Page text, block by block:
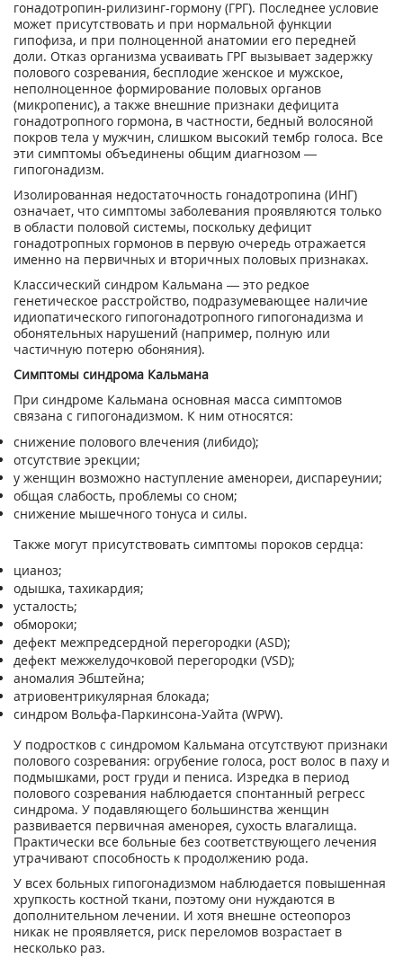
гонадотропин-рилизинг-гормону (ГРГ). Последнее условие
может присутствовать и при нормальной функции
гипофиза, и при полноценной анатомии его передней
доли. Отказ организма усваивать ГРГ вызывает задержку
полового созревания, бесплодие женское и мужское,
неполноценное формирование половых органов
(микропенис), а также внешние признаки дефицита
гонадотропного гормона, в частности, бедный волосяной
покров тела у мужчин, слишком высокий тембр голоса. Все
эти симптомы объединены общим диагнозом —
гипогонадизм.
Изолированная недостаточность гонадотропина (ИНГ)
означает, что симптомы заболевания проявляются только
в области половой системы, поскольку дефицит
гонадотропных гормонов в первую очередь отражается
именно на первичных и вторичных половых признаках.
Классический синдром Кальмана — это редкое
генетическое расстройство, подразумевающее наличие
идиопатического гипогонадотропного гипогонадизма и
обонятельных нарушений (например, полную или
частичную потерю обоняния).
Симптомы синдрома Кальмана
При синдроме Кальмана основная масса симптомов
связана с гипогонадизмом. К ним относятся:
снижение полового влечения (либидо);
отсутствие эрекции;
у женщин возможно наступление аменореи, диспареунии;
общая слабость, проблемы со сном;
снижение мышечного тонуса и силы.
Также могут присутствовать симптомы пороков сердца:
цианоз;
одышка, тахикардия;
усталость;
обмороки;
дефект межпредсердной перегородки (ASD);
дефект межжелудочковой перегородки (VSD);
аномалия Эбштейна;
атриовентрикулярная блокада;
синдром Вольфа-Паркинсона-Уайта (WPW).
У подростков с синдромом Кальмана отсутствуют признаки
полового созревания: огрубение голоса, рост волос в паху и
подмышками, рост груди и пениса. Изредка в период
полового созревания наблюдается спонтанный регресс
синдрома. У подавляющего большинства женщин
развивается первичная аменорея, сухость влагалища.
Практически все больные без соответствующего лечения
утрачивают способность к продолжению рода.
У всех больных гипогонадизмом наблюдается повышенная
хрупкость костной ткани, поэтому они нуждаются в
дополнительном лечении. И хотя внешне остеопороз
никак не проявляется, риск переломов возрастает в
несколько раз.